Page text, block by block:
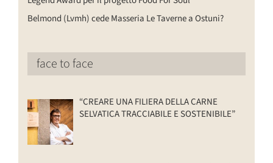
Belmond (Lvmh) cede Masseria Le Taverne a Ostuni?
face to face
“CREARE UNA FILIERA DELLA CARNE
SELVATICA TRACCIABILE E SOSTENIBILE”